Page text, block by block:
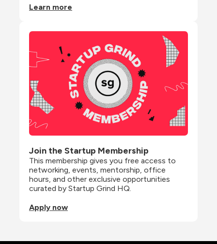
Learn more
Join the Startup Membership
This membership gives you free access to
networking, events, mentorship, office
hours, and other exclusive opportunities
curated by Startup Grind HQ.
Apply now